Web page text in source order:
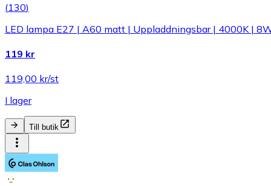
(130)
LED lampa E27 | A60 matt | Uppladdningsbar | 4000K |
119 kr
119,00 kr/st
I lager
Till butik